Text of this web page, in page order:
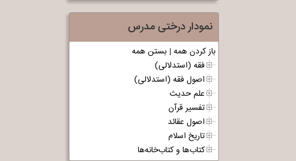
نمودار درختی مدرس
باز کردن همه | بستن همه
فقه (استدلالی)
اصول فقه (استدلالی)
علم حدیث
تفسیر قرآن
اصول عقائد
تاریخ اسلام
کتاب‌ها و کتاب‌خانه‌ها